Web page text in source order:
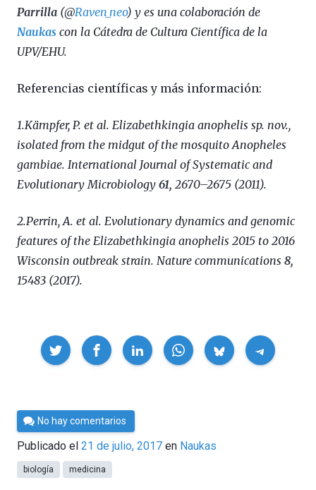
Parrilla (@Raven_neo) y es una colaboración de
Naukas con la Cátedra de Cultura Científica de la
UPV/EHU.
Referencias científicas y más información:
1.Kämpfer, P. et al. Elizabethkingia anophelis sp. nov.,
isolated from the midgut of the mosquito Anopheles
gambiae. International Journal of Systematic and
Evolutionary Microbiology 61, 2670–2675 (2011).
2.Perrin, A. et al. Evolutionary dynamics and genomic
features of the Elizabethkingia anophelis 2015 to 2016
Wisconsin outbreak strain. Nature communications 8,
15483 (2017).
Compartir
Por
Cultura
Cientifica
No hay comentarios
Publicado el 21 de julio, 2017 en Naukas
biología medicina